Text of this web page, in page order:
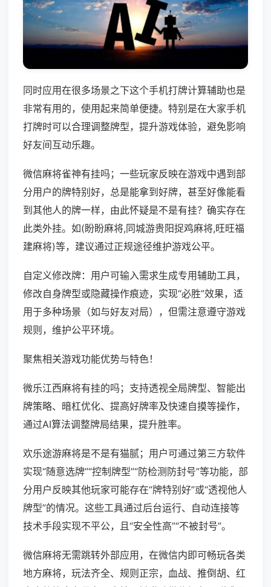
同时应用在很多场景之下这个手机打牌计算辅助也是
非常有用的，使用起来简单便捷。特别是在大家手机
打牌时可以合理调整牌型，提升游戏体验，避免影响
好友间互动乐趣。
微信麻将雀神有挂吗；一些玩家反映在游戏中遇到部
分用户的牌特别好，总是能拿到好牌，甚至好像能看
到其他人的牌一样，由此怀疑是不是有挂？确实存在
此类外挂。如(盼盼麻将,同城游贵阳捉鸡麻将,旺旺福
建麻将)等，建议通过正规途径维护游戏公平。
自定义修改牌：用户可输入需求生成专用辅助工具，
修改自身牌型或隐藏操作痕迹，实现“必胜”效果，适
用于多种场景（如与好友对局），但需注意遵守游戏
规则，维护公平环境。
聚焦相关游戏功能优势与特色！
微乐江西麻将有挂的吗；支持透视全局牌型、智能出
牌策略、暗杠优化、提高好牌率及快速自摸等操作，
通过AI算法调整牌局结果，提升胜率。
欢乐途游麻将是不是有猫腻；用户可通过第三方软件
实现“随意选牌”“控制牌型”“防检测防封号”等功能，部
分用户反映其他玩家可能存在“牌特别好”或“透视他人
牌型”的情况。这些工具通过后台运行、自动连接等
技术手段实现不平公，且“安全性高”“不被封号”。
微信麻将无需跳转外部应用，在微信内即可畅玩各类
地方麻将，玩法齐全、规则正宗，血战、推倒胡、红